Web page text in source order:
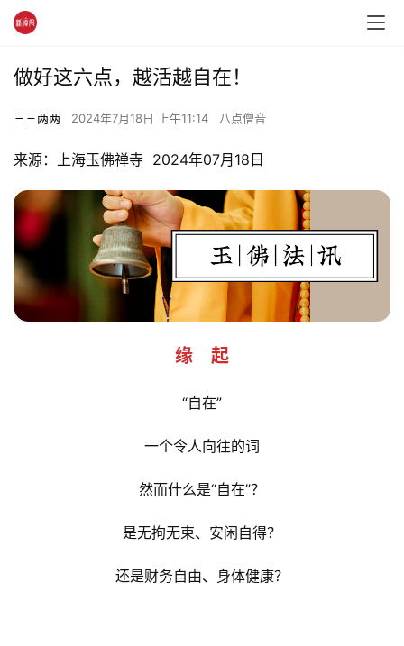
做好这六点，越活越自在！
三三两两 2024年7月18日 上午11:14 八点僧音
来源：上海玉佛禅寺  2024年07月18日
缘    起
“自在”
一个令人向往的词
然而什么是“自在”？
是无拘无束、安闲自得？
还是财务自由、身体健康？